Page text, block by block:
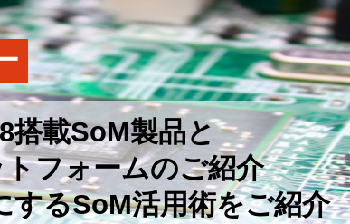
載SoM製品と
フォームのご紹介
するSoM活用術をご紹介